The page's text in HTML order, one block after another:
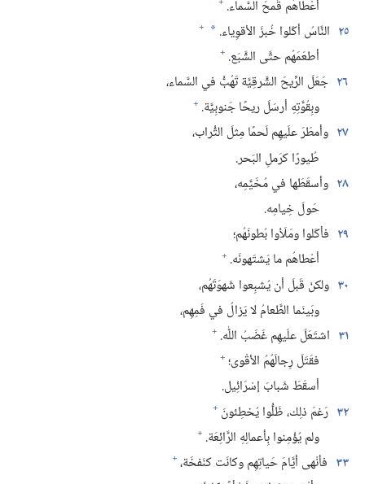
أعْطاهُم قَمحَ السَّماء.‏
٢٥ النَّاسُ أكَلوا خُبزَ الأقوِياء.‏ *
+
أطعَمَهُم حتَّى الشَّبَع.‏ +
٢٦ جَعَلَ الرِّيحَ الشَّرقِيَّة تَهُبُّ في السَّماء،‏
وبِقُوَّتِهِ أرسَلَ ريحًا جَنوبِيَّة.‏ +
٢٧ وأمطَرَ علَيهِم لَحمًا مِثلَ التُّراب،‏
طُيورًا كرَملِ البَحر.‏
٢٨ وأسقَطَها في مُخَيَّمِه،‏
حَولَ خِيامِه.‏
٢٩ فأكَلوا ومَلَأوا بُطونَهُم؛‏
أعْطاهُم ما يَشتَهونَه.‏ +
٣٠ ولكنْ قَبلَ أن يُشبِعوا شَهوَتَهُم،‏
وبَينَما الطَّعامُ لا يَزالُ في فَمِهِم،‏
٣١ اشتَعَلَ علَيهِم غَضَبُ اللّٰه.‏ +
فقَتَلَ رِجالَهُمُ الأقْوى؛‏ +
أسقَطَ شَبابَ إسْرَائِيل.‏
٣٢ رَغمَ ذلِك،‏ ظَلُّوا يُخطِئونَ +
ولم يُؤْمِنوا بِأعمالِهِ الرَّائِعَة.‏ +
٣٣ فأنْهى أيَّامَ حَياتِهِم وكانَت كنَفخَة،‏ +